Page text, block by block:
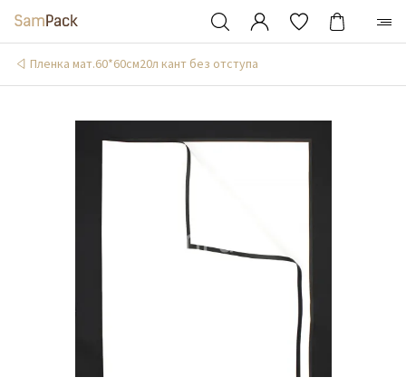
Пленка мат.60*60см20л кант без отступа